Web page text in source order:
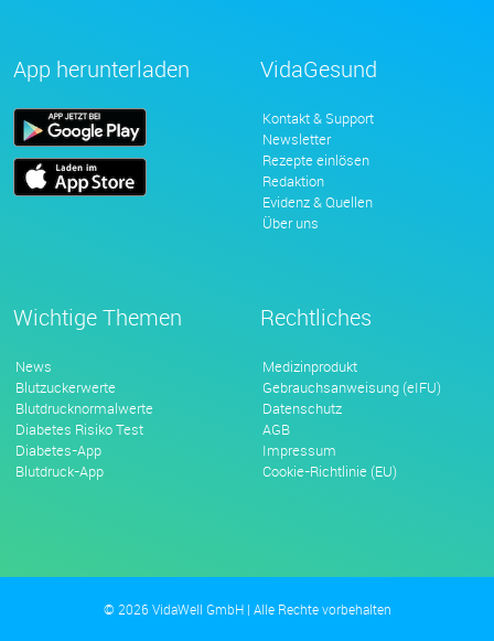
App herunterladen VidaGesund
Kontakt & Support
Newsletter
Rezepte einlösen
Redaktion
Evidenz & Quellen
Über uns
Wichtige Themen
News
Blutzuckerwerte
Blutdrucknormalwerte
Diabetes Risiko Test
Diabetes-App
Blutdruck-App
Rechtliches
Medizinprodukt
Gebrauchsanweisung (eIFU)
Datenschutz
AGB
Impressum
Cookie-Richtlinie (EU)
© 2026 VidaWell GmbH | Alle Rechte vorbehalten